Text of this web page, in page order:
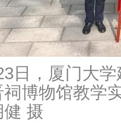
日，厦门大
博物馆教学
健 摄